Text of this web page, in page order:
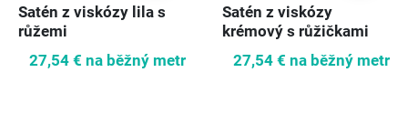
Satén z viskózy lila s
růžemi
27,54 € na běžný metr
Satén z viskózy
krémový s růžičkami
27,54 € na běžný metr